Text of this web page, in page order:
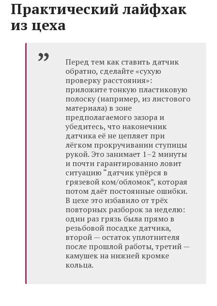
Практический лайфхак
из цеха
Перед тем как ставить датчик
обратно, сделайте «сухую
проверку расстояния»:
приложите тонкую пластиковую
полоску (например, из листового
материала) в зоне
предполагаемого зазора и
убедитесь, что наконечник
датчика её не цепляет при
лёгком прокручивании ступицы
рукой. Это занимает 1–2 минуты
и почти гарантированно ловит
ситуацию “датчик упёрся в
грязевой ком/обломок”, которая
потом даёт постоянные ошибки.
В цехе это избавило от трёх
повторных разборок за неделю:
один раз грязь была прямо в
резьбовой посадке датчика,
второй — остаток уплотнителя
после прошлой работы, третий —
камушек на нижней кромке
кольца.